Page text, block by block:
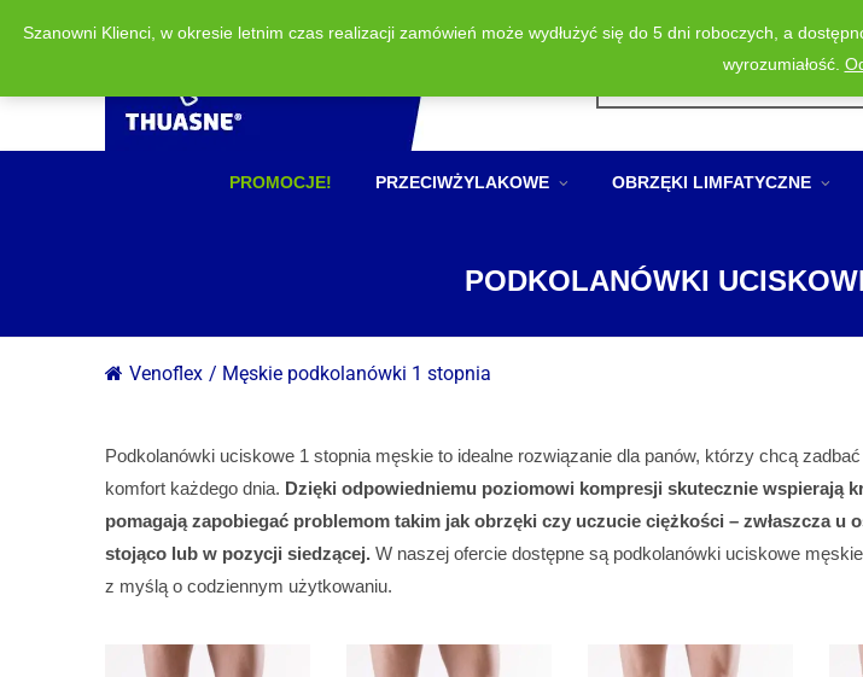
Wyszukiwarka
PROMOCJE! PRZECIWŻYLAKOWE OBRZĘKI LIMFATYCZNE
PODKOLANÓWKI
Venoflex / Męskie podkolanówki 1 stopnia
Podkolanówki uciskowe 1 stopnia męskie to idealne rozwiązanie dla panów, którzy chcą
komfort każdego dnia. Dzięki odpowiedniemu poziomowi kompresji skutecznie wspierają
pomagają zapobiegać problemom takim jak obrzęki czy uczucie ciężkości – zwłaszcza u
stojąco lub w pozycji siedzącej. W naszej ofercie dostępne są podkolanówki uciskowe
z myślą o codziennym użytkowaniu.
Szanowni Klienci, w okresie letnim czas realizacji zamówień może wydłużyć się do 5 dni roboczych, a
wyrozumiałość.